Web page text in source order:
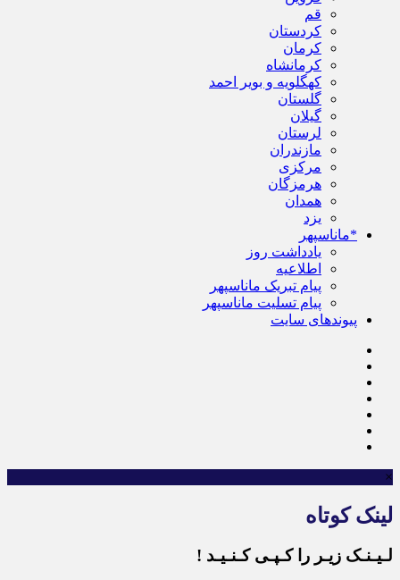
قم
کردستان
کرمان
کرمانشاه
کهگلویه و بویر احمد
گلستان
گیلان
لرستان
مازندران
مرکزی
هرمزگان
همدان
یزد
*ماناسپهر
یادداشت روز
اطلاعیه
پیام تبریک ماناسپهر
پیام تسلیت ماناسپهر
پیوندهای سایت
×
لینک کوتاه
لـیـنـک زیـر را کـپـی کـنـیـد !